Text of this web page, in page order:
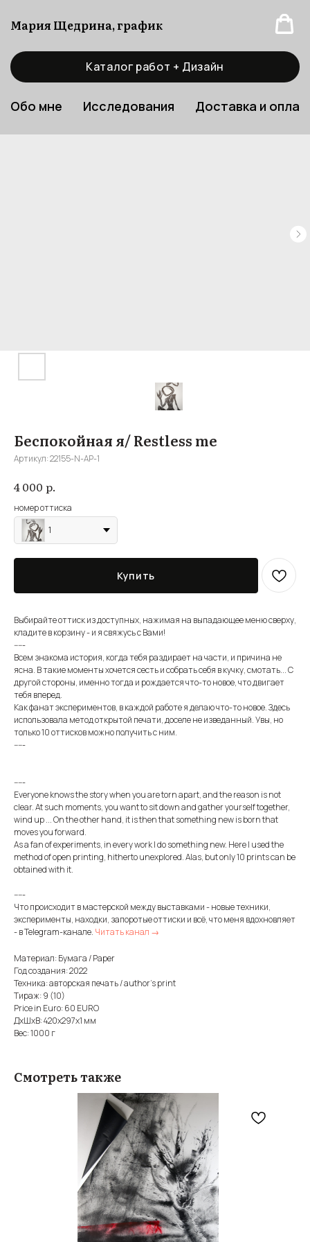
Мария Щедрина, график
Каталог работ + Дизайн
Обо мне Исследования Доставка и
Беспокойная я/ Restless me
Артикул:22155-N-АР-1
4 000 р.
номер оттиска
1
Купить
Выбирайте оттиск из доступных, нажимая на выпадающее меню сверху,
кладите в корзину - и я свяжусь с Вами!
-----
Всем знакома история, когда тебя раздирает на части, и причина не
ясна. В такие моменты хочется сесть и собрать себя в кучку, смотать... С
другой стороны, именно тогда и рождается что-то новое, что двигает
тебя вперед.
Как фанат экспериментов, в каждой работе я делаю что-то новое. Здесь
использовала метод открытой печати, доселе не изведанный. Увы, но
только 10 оттисков можно получить с ним.
-----
-----
Everyone knows the story when you are torn apart, and the reason is not
clear. At such moments, you want to sit down and gather yourself together,
wind up ... On the other hand, it is then that something new is born that
moves you forward.
As a fan of experiments, in every work I do something new. Here I used the
method of open printing, hitherto unexplored. Alas, but only 10 prints can be
obtained with it.
-----
Что происходит в мастерской между выставками - новые техники,
эксперименты, находки, запоротые оттиски и всё, что меня вдохновляет
- в Telegram-канале. Читать канал →
Материал: Бумага / Paper
Год создания: 2022
Техника: авторская печать / author's print
Тираж: 9 (10)
Price in Euro: 60 EURO
ДxШxВ: 420x297x1 мм
Вес: 1000 г
Смотреть также